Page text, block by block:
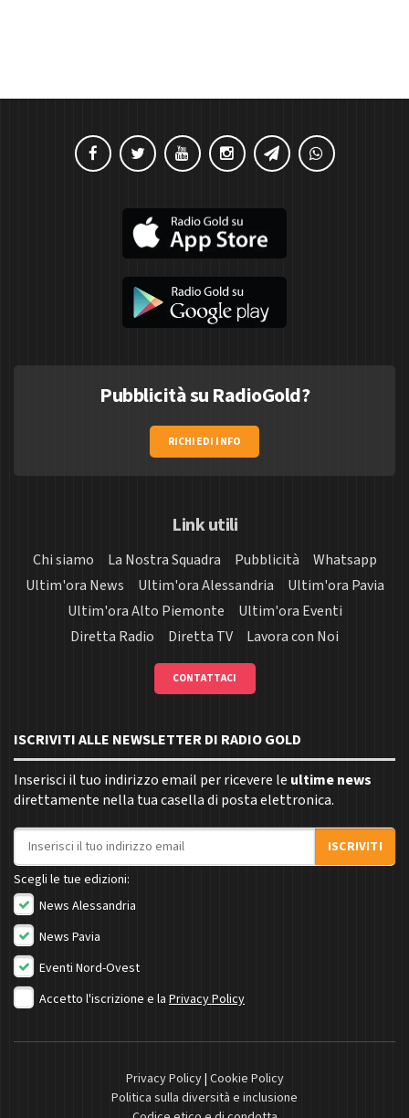
Pubblicità su RadioGold?
RICHIEDI INFO
Link utili
Chi siamo La Nostra Squadra Pubblicità
Whatsapp
Ultim'ora News
Ultim'ora Alessandria
Ultim'ora Pavia
Ultim'ora Alto Piemonte
Ultim'ora Eventi
Diretta Radio
Diretta TV Lavora con Noi
CONTATTACI
ISCRIVITI ALLE NEWSLETTER DI RADIO GOLD
Inserisci il tuo indirizzo email per ricevere le ultime news
direttamente nella tua casella di posta elettronica.
Indirizzo email
ISCRIVITI
Scegli le tue edizioni:
News Alessandria
News Pavia
Eventi Nord-Ovest
Accetto l'iscrizione e la Privacy Policy
Privacy Policy| Cookie Policy
Politica sulla diversità e inclusione